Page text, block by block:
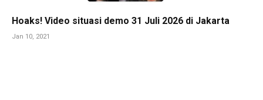
Hoaks! Video situasi demo 31 Juli 2026 di Jakarta
Jan 10, 2021